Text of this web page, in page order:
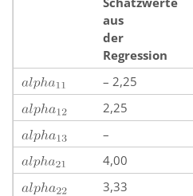
aus
der
Regression
– 2,25
2,25
–
4,00
3,33